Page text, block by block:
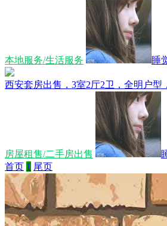
本地服务/生活服务 睡
西安套房出售，3室2厅2卫，全明户型
房屋租售/二手房出售
首页 1 尾页